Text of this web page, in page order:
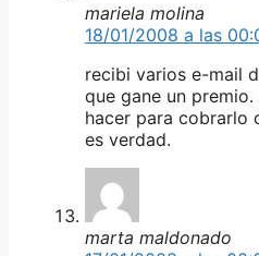
mariela molina
18/01/2008 a las
recibi varios e-mail
que gane un
hacer para cobrarlo
es verdad.
marta maldonado